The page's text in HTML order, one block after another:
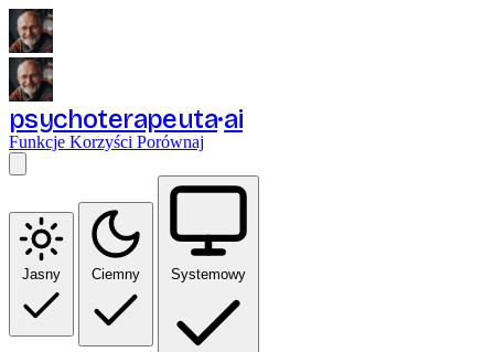
psychoterapeuta ai
Funkcje Korzyści Porównaj
Jasny Ciemny Systemowy